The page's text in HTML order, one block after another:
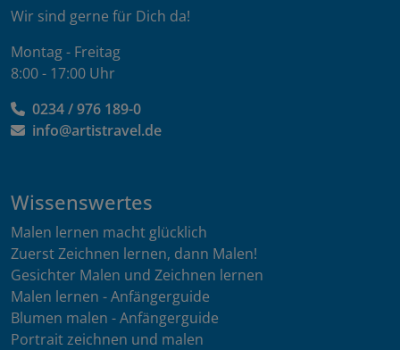
Wir sind gerne für Dich da!
Montag - Freitag
8:00 - 17:00 Uhr
0234 / 976 189-0
info@artistravel.de
Wissenswertes
Malen lernen macht glücklich
Zuerst Zeichnen lernen, dann Malen!
Gesichter Malen und Zeichnen lernen
Malen lernen - Anfängerguide
Blumen malen - Anfängerguide
Portrait zeichnen und malen